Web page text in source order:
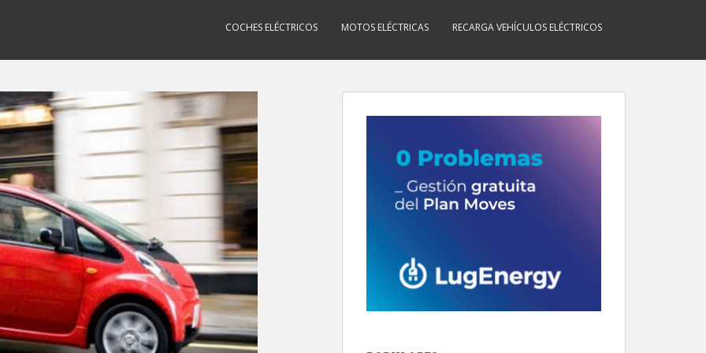
COCHES ELÉCTRICOS MOTOS ELÉCTRICAS RECARGA VEHÍCULOS ELÉCTRICOS